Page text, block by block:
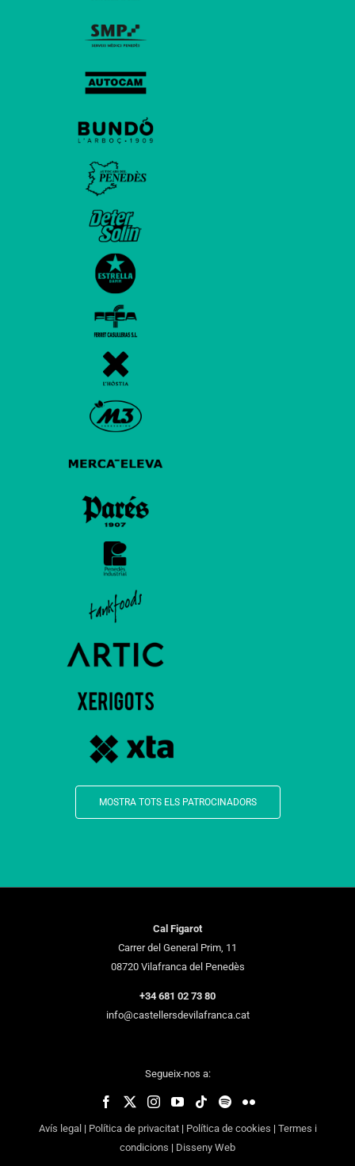
MOSTRA TOTS ELS PATROCINADORS
Cal Figarot
Carrer del General Prim, 11
08720 Vilafranca del Penedès
+34 681 02 73 80
info@castellersdevilafranca.cat
Segueix-nos a:
Avís legal | Política de privacitat| Política de cookies | Termes i
condicions | Disseny Web